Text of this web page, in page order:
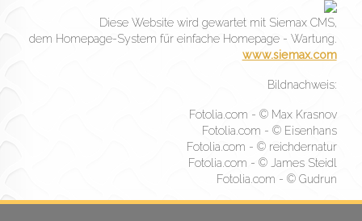
Diese Website wird gewartet mit Siemax CMS,
dem Homepage-System für einfache Homepage - Wartung.
www.siemax.com
Bildnachweis:
Fotolia.com - © Max Krasnov
Fotolia.com - © Eisenhans
Fotolia.com - © reichdernatur
Fotolia.com - © James Steidl
Fotolia.com - © Gudrun